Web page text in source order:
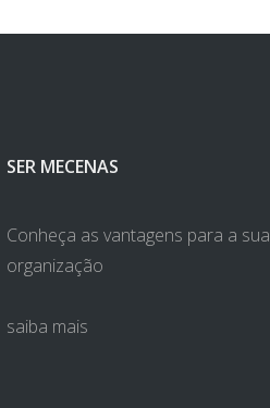
SER MECENAS
Conheça as vantagens para a sua
organização
saiba mais